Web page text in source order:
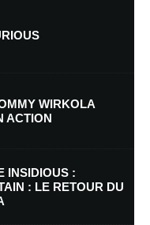
site dans le navigateur pour
WIRKOLA
ACTION
INSIDIOUS :
: LE RETOUR DU